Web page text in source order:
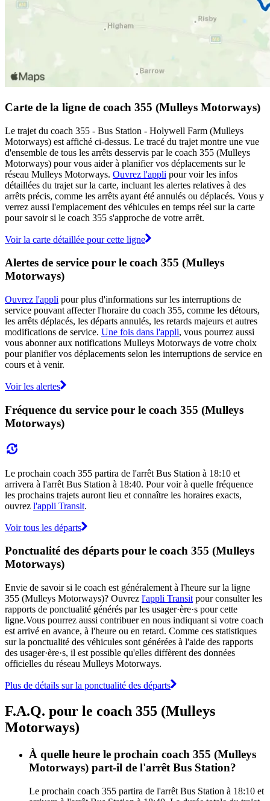
Carte de la ligne de coach 355 (Mulleys Motorways)
Le trajet du coach 355 - Bus Station - Holywell Farm (Mulleys
Motorways) est affiché ci-dessus. Le tracé du trajet montre une vue
d'ensemble de tous les arrêts desservis par le coach 355 (Mulleys
Motorways) pour vous aider à planifier vos déplacements sur le
réseau Mulleys Motorways. Ouvrez l'appli pour voir les infos
détaillées du trajet sur la carte, incluant les alertes relatives à des
arrêts précis, comme les arrêts ayant été annulés ou déplacés. Vous y
verrez aussi l'emplacement des véhicules en temps réel sur la carte
pour savoir si le coach 355 s'approche de votre arrêt.
Voir la carte détaillée pour cette ligne
Alertes de service pour le coach 355 (Mulleys
Motorways)
Ouvrez l'appli pour plus d'informations sur les interruptions de
service pouvant affecter l'horaire du coach 355, comme les détours,
les arrêts déplacés, les départs annulés, les retards majeurs et autres
modifications de service. Une fois dans l'appli, vous pourrez aussi
vous abonner aux notifications Mulleys Motorways de votre choix
pour planifier vos déplacements selon les interruptions de service en
cours et à venir.
Voir les alertes
Fréquence du service pour le coach 355 (Mulleys
Motorways)
Le prochain coach 355 partira de l'arrêt Bus Station à 18:10 et
arrivera à l'arrêt Bus Station à 18:40. Pour voir à quelle fréquence
les prochains trajets auront lieu et connaître les horaires exacts,
ouvrez l'appli Transit.
Voir tous les départs
Ponctualité des départs pour le coach 355 (Mulleys
Motorways)
Envie de savoir si le coach est généralement à l'heure sur la ligne
355 (Mulleys Motorways)? Ouvrez l'appli Transit pour consulter les
rapports de ponctualité générés par les usager·ère·s pour cette
ligne.Vous pourrez aussi contribuer en nous indiquant si votre coach
est arrivé en avance, à l'heure ou en retard. Comme ces statistiques
sur la ponctualité des véhicules sont générées à l'aide des rapports
des usager·ère·s, il est possible qu'elles diffèrent des données
officielles du réseau Mulleys Motorways.
Plus de détails sur la ponctualité des départs
F.A.Q. pour le coach 355 (Mulleys
Motorways)
À quelle heure le prochain coach 355 (Mulleys
Motorways) part-il de l'arrêt Bus Station?
Le prochain coach 355 partira de l'arrêt Bus Station à 18:10 et